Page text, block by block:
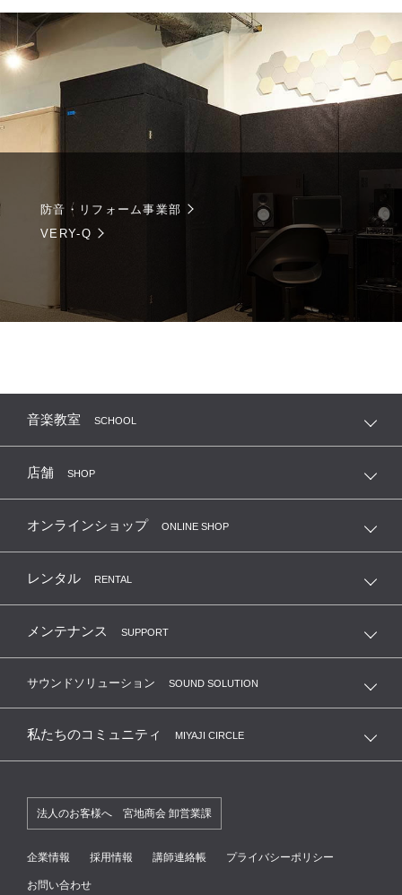
防音・リフォーム事業部
VERY-Q
音楽教室 SCHOOL
店舗 SHOP
オンラインショップ ONLINE SHOP
レンタル RENTAL
メンテナンス SUPPORT
サウンドソリューション SOUND SOLUTION
私たちのコミュニティ MIYAJI CIRCLE
法人のお客様へ 宮地商会 卸営業課
企業情報 採用情報 講師連絡帳 プライバシーポリシー
お問い合わせ